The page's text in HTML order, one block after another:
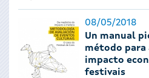
08/05/2018
Un manual
método para
impacto
festivais